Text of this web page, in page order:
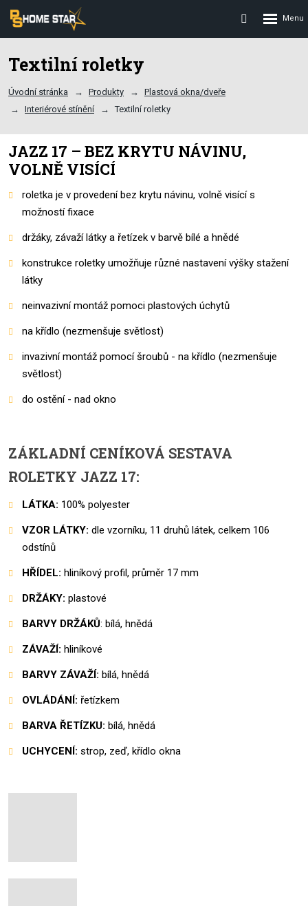
Vyhledávání
Rozbalení
Textilní roletky
Úvodní stránka Produkty
Plastová okna/dveře
Interiérové stínění
Textilní roletky
JAZZ 17 – BEZ KRYTU NÁVINU,
VOLNĚ VISÍCÍ
roletka je v provedení bez krytu návinu, volně visící s
možností fixace
držáky, závaží látky a řetízek v barvě bílé a hnědé
konstrukce roletky umožňuje různé nastavení výšky stažení
látky
neinvazivní montáž pomoci plastových úchytů
na křídlo (nezmenšuje světlost)
invazivní montáž pomocí šroubů - na křídlo (nezmenšuje
světlost)
do ostění - nad okno
ZÁKLADNÍ CENÍKOVÁ SESTAVA
ROLETKY JAZZ 17:
LÁTKA: 100% polyester
VZOR LÁTKY: dle vzorníku, 11 druhů látek, celkem 106
odstínů
HŘÍDEL: hliníkový profil, průměr 17 mm
DRŽÁKY: plastové
BARVY DRŽÁKŮ: bílá, hnědá
ZÁVAŽÍ: hliníkové
BARVY ZÁVAŽÍ: bílá, hnědá
OVLÁDÁNÍ: řetízkem
BARVA ŘETÍZKU: bílá, hnědá
UCHYCENÍ: strop, zeď, křídlo okna